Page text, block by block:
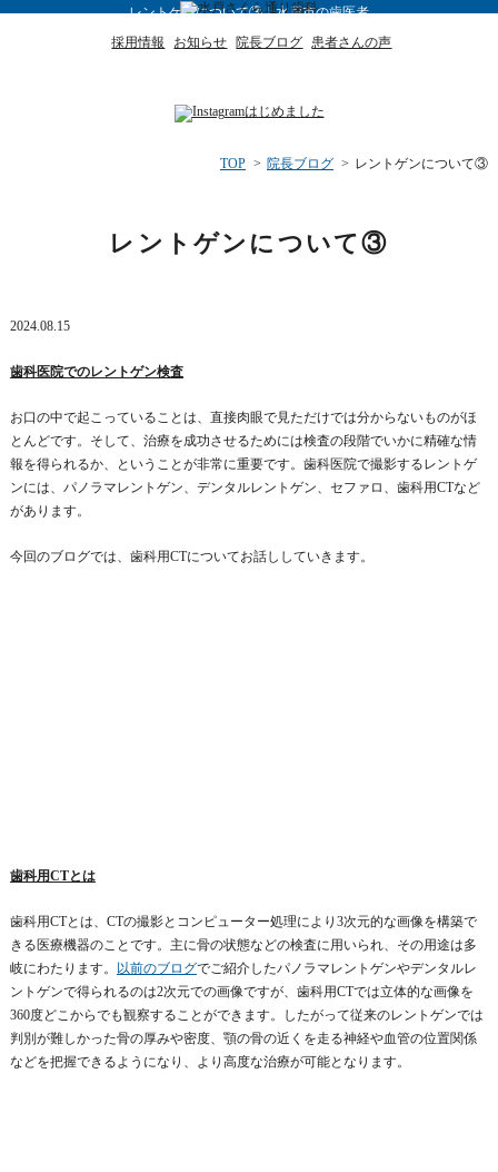
レントゲンについて③｜水戸市の歯医者
採用情報
お知らせ 院長ブログ 患者さんの声
TOP > 院長ブログ > レントゲンについて③
レントゲンについて③
2024.08.15
歯科医院でのレントゲン検査
お口の中で起こっていることは、直接肉眼で見ただけでは分からないものがほ
とんどです。そして、治療を成功させるためには検査の段階でいかに精確な情
報を得られるか、ということが非常に重要です。歯科医院で撮影するレントゲ
ンには、パノラマレントゲン、デンタルレントゲン、セファロ、歯科用CTなど
があります。
今回のブログでは、歯科用CTについてお話ししていきます。
歯科用CTとは
歯科用CTとは、CTの撮影とコンピューター処理により3次元的な画像を構築で
きる医療機器のことです。主に骨の状態などの検査に用いられ、その用途は多
岐にわたります。
以前のブログでご紹介したパノラマレントゲンやデンタルレ
ントゲンで得られるのは2次元での画像ですが、歯科用CTでは立体的な画像を
360度どこからでも観察することができます。したがって従来のレントゲンでは
判別が難しかった骨の厚みや密度、顎の骨の近くを走る神経や血管の位置関係
などを把握できるようになり、より高度な治療が可能となります。